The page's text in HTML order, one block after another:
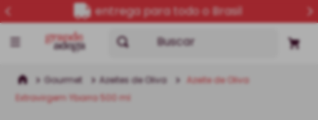
entrega para todo o Brasil
Buscar
Gourmet Azeites de Oliva
Azeite de Oliva
Extravirgem Ybarra 500 ml